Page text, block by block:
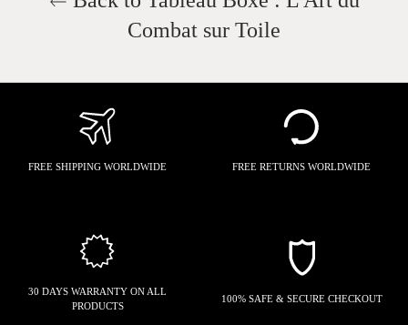
Combat sur Toile
FREE SHIPPING WORLDWIDE FREE RETURNS WORLDWIDE
30 DAYS WARRANTY ON ALL
PRODUCTS
100% SAFE & SECURE CHECKOUT